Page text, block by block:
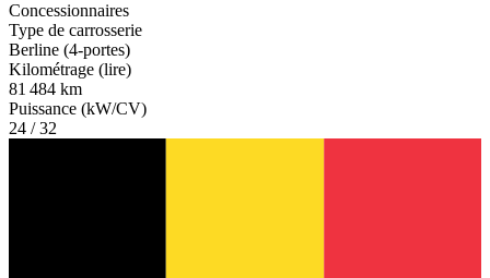
Concessionnaires
Type de carrosserie
Berline (4-portes)
Kilométrage (lire)
81 484 km
Puissance (kW/CV)
24 / 32